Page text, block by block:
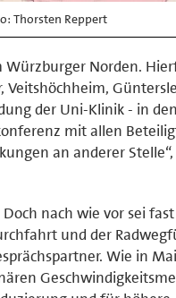
Thorsten Reppert
Würzburger Norden.
der Uni-Klinik - in
mit allen
an anderer Stelle“,
nach wie vor sei
und der
Wie in